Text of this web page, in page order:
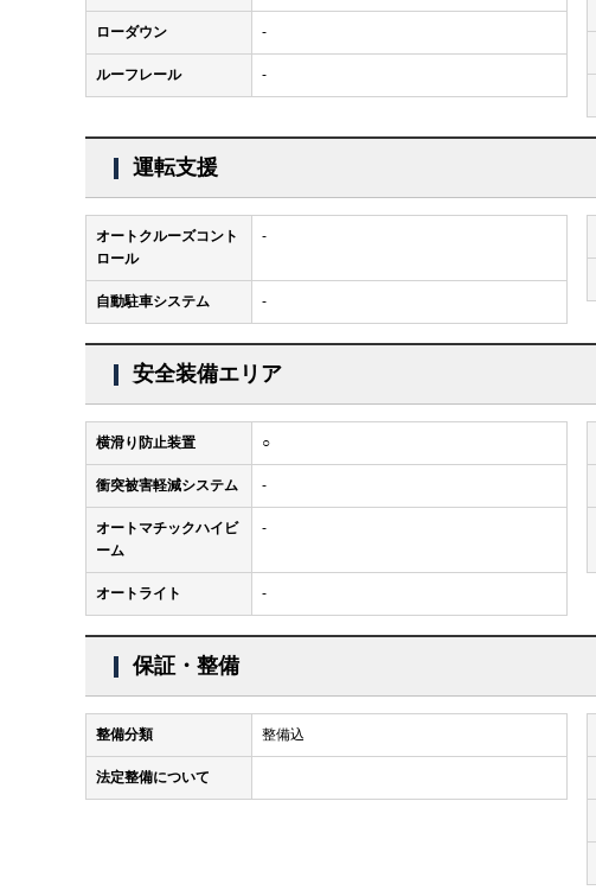
ローダウン -
ルーフレール -
運転支援
オートクルーズコント
ロール
-
自動駐車システム -
安全装備エリア
横滑り防止装置 ○
衝突被害軽減システム -
オートマチックハイビ
ーム
-
オートライト -
保証・整備
整備分類 整備込
法定整備について